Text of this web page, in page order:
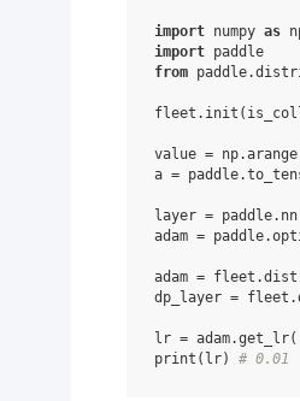
import numpy as
import paddle
from
fleet . init (
value = np.arange
a = paddle.
layer = paddle. nn
adam = paddle.
adam = fleet .
dp_layer = fleet .
lr = adam.get_lr
print ( lr) # 0.01